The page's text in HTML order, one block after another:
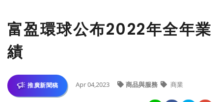
富盈環球公布2022年全年業
績
推廣新聞稿 Apr 04,2023 商品與服務 商業